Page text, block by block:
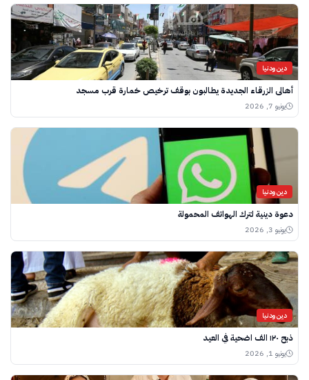
دين ودنيا
أهالي الزرقاء الجديدة يطالبون بوقف ترخيص خمارة قرب مسجد
يونيو 7, 2026
دين ودنيا
دعوة دينية لترك الهواتف المحمولة
يونيو 3, 2026
دين ودنيا
ذبح ١٢٠ الف اضحية في العيد
يونيو 1, 2026